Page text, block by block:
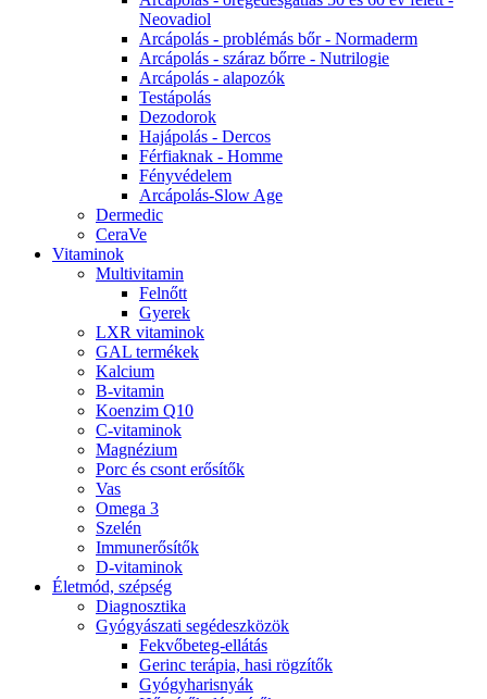
Neovadiol
Arcápolás - problémás bőr - Normaderm
Arcápolás - száraz bőrre - Nutrilogie
Arcápolás - alapozók
Testápolás
Dezodorok
Hajápolás - Dercos
Férfiaknak - Homme
Fényvédelem
Arcápolás-Slow Age
Dermedic
CeraVe
Vitaminok
Multivitamin
Felnőtt
Gyerek
LXR vitaminok
GAL termékek
Kalcium
B-vitamin
Koenzim Q10
C-vitaminok
Magnézium
Porc és csont erősítők
Vas
Omega 3
Szelén
Immunerősítők
D-vitaminok
Életmód, szépség
Diagnosztika
Gyógyászati segédeszközök
Fekvőbeteg-ellátás
Gerinc terápia, hasi rögzítők
Gyógyharisnyák